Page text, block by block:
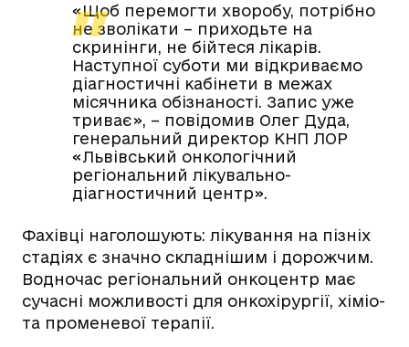
«Щоб перемогти хворобу, потрібно
не зволікати – приходьте на
скринінги, не бійтеся лікарів.
Наступної суботи ми відкриваємо
діагностичні кабінети в межах
місячника обізнаності. Запис уже
триває», – повідомив Олег Дуда,
генеральний директор КНП ЛОР
«Львівський онкологічний
регіональний лікувально-
діагностичний центр».
Фахівці наголошують: лікування на пізніх
стадіях є значно складнішим і дорожчим.
Водночас регіональний онкоцентр має
сучасні можливості для онкохірургії, хіміо-
та променевої терапії.